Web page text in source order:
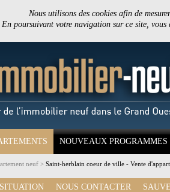
Nous utilisons des cookies afin de
En poursuivant votre navigation sur ce site,
NOUVEAUX PROGRAMMES
neuf > Saint-herblain coeur de ville - Vente
NOUS CONTACTER